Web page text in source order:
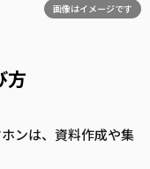
画像はイメージです
方
ンは、資料作成や集